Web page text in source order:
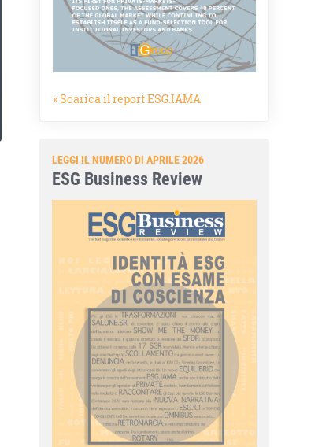
» Scarica il report ESG.IAMA
LEGGI IL NUMERO DI APRILE 2026
ESG Business Review